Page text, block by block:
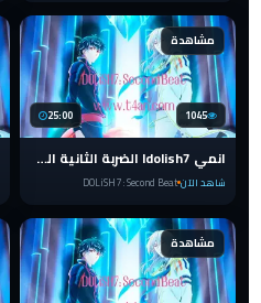
مشاهدة
25:00 1045
انمي Idolish7 الضربة الثانية الحلقة 13 مترجمة
شاهد الآنDOLiSH7 : Second Beat
مشاهدة